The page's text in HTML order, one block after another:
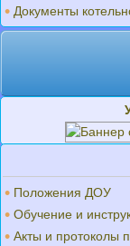
Документы
Положения ДОУ
Обучение и
Акты и протоколы